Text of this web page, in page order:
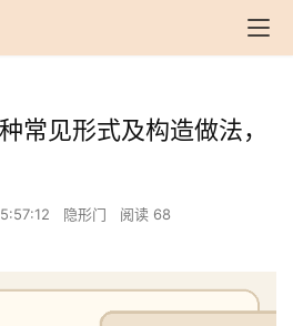
常见形式及构造做法，
隐形门 阅读 68